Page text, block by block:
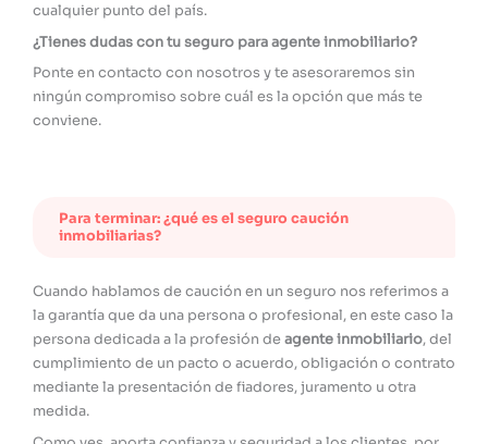
cualquier punto del país.
¿Tienes dudas con tu seguro para agente inmobiliario?
Ponte en contacto con nosotros y te asesoraremos sin
ningún compromiso sobre cuál es la opción que más te
conviene.
Para terminar: ¿qué es el seguro caución
inmobiliarias?
Cuando hablamos de caución en un seguro nos referimos a
la garantía que da una persona o profesional, en este caso la
persona dedicada a la profesión deagente inmobiliario, del
cumplimiento de un pacto o acuerdo, obligación o contrato
mediante la presentación de fiadores, juramento u otra
medida.